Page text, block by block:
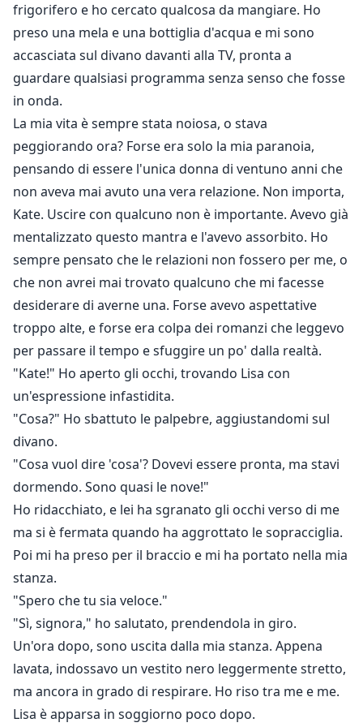
frigorifero e ho cercato qualcosa da mangiare. Ho
preso una mela e una bottiglia d'acqua e mi sono
accasciata sul divano davanti alla TV, pronta a
guardare qualsiasi programma senza senso che fosse
in onda.
La mia vita è sempre stata noiosa, o stava
peggiorando ora? Forse era solo la mia paranoia,
pensando di essere l'unica donna di ventuno anni che
non aveva mai avuto una vera relazione. Non importa,
Kate. Uscire con qualcuno non è importante. Avevo già
mentalizzato questo mantra e l'avevo assorbito. Ho
sempre pensato che le relazioni non fossero per me, o
che non avrei mai trovato qualcuno che mi facesse
desiderare di averne una. Forse avevo aspettative
troppo alte, e forse era colpa dei romanzi che leggevo
per passare il tempo e sfuggire un po' dalla realtà.
"Kate!" Ho aperto gli occhi, trovando Lisa con
un'espressione infastidita.
"Cosa?" Ho sbattuto le palpebre, aggiustandomi sul
divano.
"Cosa vuol dire 'cosa'? Dovevi essere pronta, ma stavi
dormendo. Sono quasi le nove!"
Ho ridacchiato, e lei ha sgranato gli occhi verso di me
ma si è fermata quando ha aggrottato le sopracciglia.
Poi mi ha preso per il braccio e mi ha portato nella mia
stanza.
"Spero che tu sia veloce."
"Sì, signora," ho salutato, prendendola in giro.
Un'ora dopo, sono uscita dalla mia stanza. Appena
lavata, indossavo un vestito nero leggermente stretto,
ma ancora in grado di respirare. Ho riso tra me e me.
Lisa è apparsa in soggiorno poco dopo.